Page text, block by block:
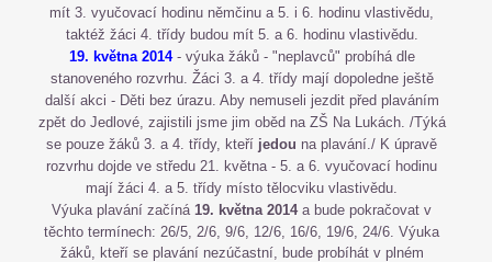
mít 3. vyučovací hodinu němčinu a 5. i 6. hodinu vlastivědu,
taktéž žáci 4. třídy budou mít 5. a 6. hodinu vlastivědu.
19. května 2014- výuka žáků - "neplavců" probíhá dle
stanoveného rozvrhu. Žáci 3. a 4. třídy mají dopoledne ještě
další akci - Děti bez úrazu. Aby nemuseli jezdit před plaváním
zpět do Jedlové, zajistili jsme jim oběd na ZŠ Na Lukách. /Týká
se pouze žáků 3. a 4. třídy, kteří jedou na plavání./ K úpravě
rozvrhu dojde ve středu 21. května - 5. a 6. vyučovací hodinu
mají žáci 4. a 5. třídy místo tělocviku vlastivědu.
Výuka plavání začíná 19. května 2014 a bude pokračovat v
těchto termínech: 26/5, 2/6, 9/6, 12/6, 16/6, 19/6, 24/6. Výuka
žáků, kteří se plavání nezúčastní, bude probíhát v plném